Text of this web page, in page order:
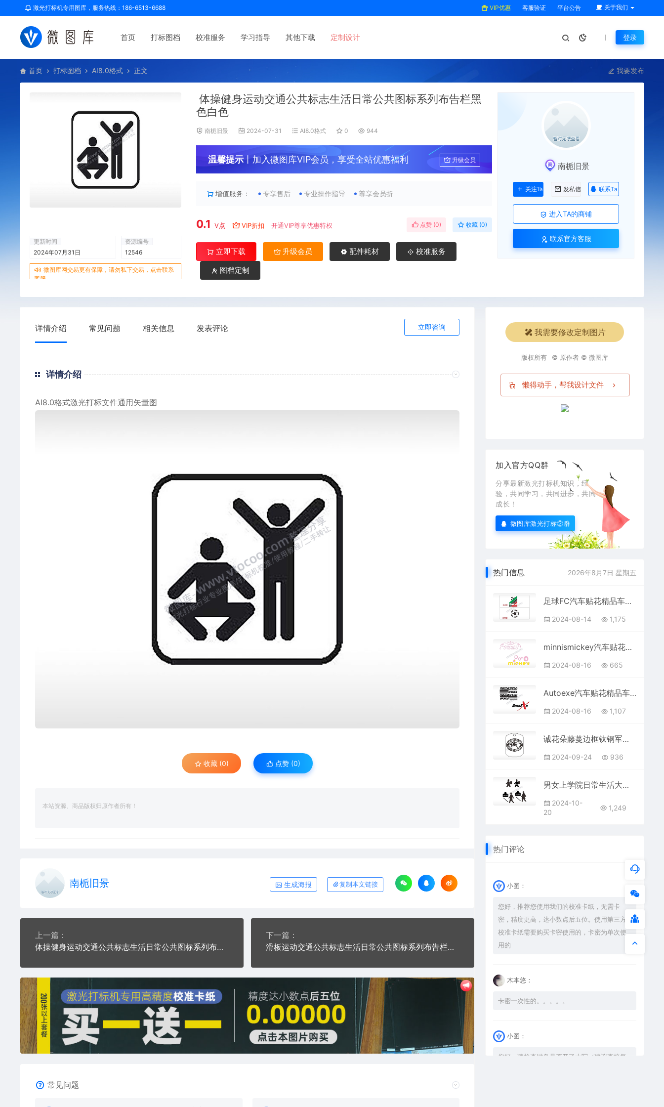
激光打标机专用图库，服务热线：186-6513-6688 VIP优惠 客服验证 平台公告 关于我们
首页 打标图档 校准服务 学习指导 其他下载 定制设计 登录
首页 打标图档 AI8.0格式 正文 我要发布
更新时间
2024年07月31日
资源编号
12546
微图库网交易更有保障，请勿私下交易，点击联系
客服
体操健身运动交通公共标志生活日常公共图标系列布告栏黑
色白色
南栀旧景 2024-07-31 AI8.0格式 0 944
温馨提示丨加入微图库VIP会员，享受全站优惠福利 升级会员
增值服务： 专享售后 专业操作指导 尊享会员折
0.1 V点 VIP折扣 开通VIP尊享优惠特权 点赞 (0) 收藏 (0)
立即下载 升级会员 配件耗材
校准服务
图档定制
南栀旧景
关注Ta 发私信 联系Ta
进入TA的商铺
联系官方客服
详情介绍 常见问题 相关信息 发表评论 立即咨询
详情介绍
AI8.0格式激光打标文件通用矢量图
收藏 (0) 点赞 (0)
本站资源、商品版权归原作者所有！
南栀旧景 生成海报 复制本文链接
上一篇：
体操健身运动交通公共标志生活日常公共图标系列布告栏黑色白色
下一篇：
滑板运动交通公共标志生活日常公共图标系列布告栏黑色白色
常见问题
我需要修改定制图片
版权所有 © 原作者 © 微图库
懒得动手，帮我设计文件
加入官方QQ群
分享最新激光打标机知识，经
验，共同学习，共同进步，共同
成长！
微图库激光打标②群
热门信息 2026年8月7日 星期五
足球FC汽车贴花精品车贴精选AI8.0格式激光打标文件通用矢量图
2024-08-14 1,175
minnismickey汽车贴花卡通名图精品车贴精选
2024-08-16 665
Autoexe汽车贴花精品车贴精选AI8.0格式激光打标文件通用矢量图
2024-08-16 1,107
诚花朵藤蔓边框钛钢军牌项链AI8.0格式激光打标文件通用矢量图
2024-09-24 936
男女上学院日常生活大全AI8.0格式激光打标文件通用矢量图
2024-10-
20
1,249
热门评论
小图：
您好，推荐您使用我们的校准卡纸，无需卡
密，精度更高，达小数点后五位。使用第三方
校准卡纸需要购买卡密使用的，卡密为单次使
用的
木本悠：
卡密一次性的。。。。。
小图：
您好，请检查键盘是否开了大写（建议直接复